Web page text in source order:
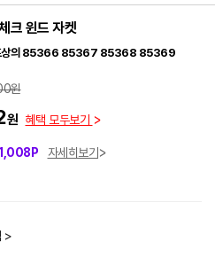
크 윈드 자켓
프상의 85366 85367 85368 85369
원
원 혜택 모두보기
자세히보기
>